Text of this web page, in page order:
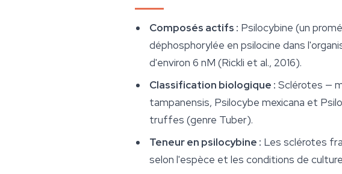
Composés actifs : Psilocybine (un
déphosphorylée en psilocine dans
d'environ 6 nM (Rickli et al., 2016).
Classification biologique : Sclérotes —
tampanensis, Psilocybe mexicana et
truffes (genre Tuber).
Teneur en psilocybine : Les sclérotes
selon l'espèce et les conditions de